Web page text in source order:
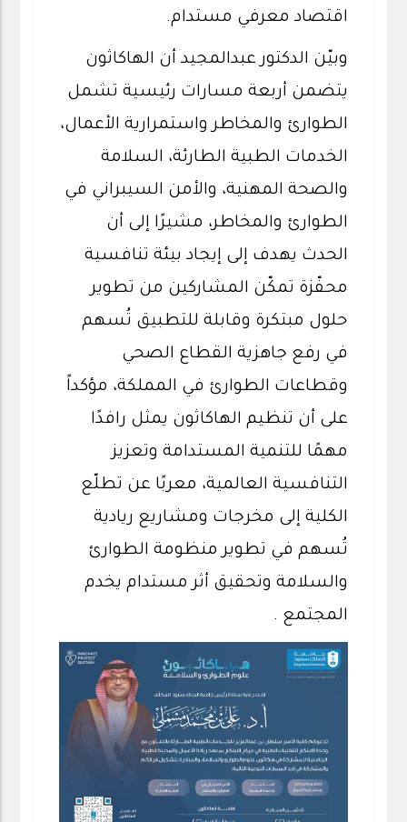
اقتصاد معرفي مستدام.
وبيّن الدكتور عبدالمجيد أن الهاكاثون
يتضمن أربعة مسارات رئيسية تشمل
الطوارئ والمخاطر واستمرارية الأعمال،
الخدمات الطبية الطارئة، السلامة
والصحة المهنية، والأمن السيبراني في
الطوارئ والمخاطر، مشيرًا إلى أن
الحدث يهدف إلى إيجاد بيئة تنافسية
محفّزة تمكّن المشاركين من تطوير
حلول مبتكرة وقابلة للتطبيق تُسهم
في رفع جاهزية القطاع الصحي
وقطاعات الطوارئ في المملكة، مؤكداً
على أن تنظيم الهاكاثون يمثل رافدًا
مهمًا للتنمية المستدامة وتعزيز
التنافسية العالمية، معربًا عن تطلّع
الكلية إلى مخرجات ومشاريع ريادية
تُسهم في تطوير منظومة الطوارئ
والسلامة وتحقيق أثر مستدام يخدم
المجتمع .